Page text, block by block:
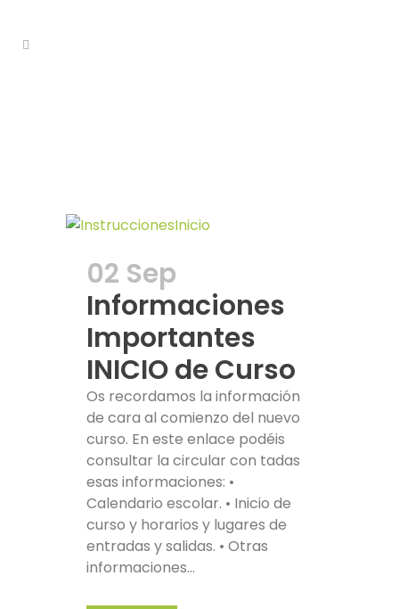
02 Sep
Informaciones
Importantes
INICIO de Curso
Os recordamos la información
de cara al comienzo del nuevo
curso. En este enlace podéis
consultar la circular con tadas
esas informaciones: •
Calendario escolar. • Inicio de
curso y horarios y lugares de
entradas y salidas. • Otras
informaciones...